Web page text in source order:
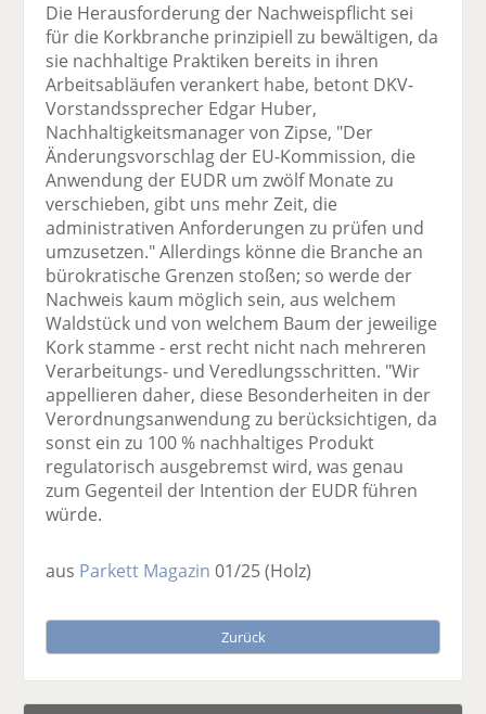
Die Herausforderung der Nachweispflicht sei
für die Korkbranche prinzipiell zu bewältigen, da
sie nachhaltige Praktiken bereits in ihren
Arbeitsabläufen verankert habe, betont DKV-
Vorstandssprecher Edgar Huber,
Nachhaltigkeitsmanager von Zipse, "Der
Änderungsvorschlag der EU-Kommission, die
Anwendung der EUDR um zwölf Monate zu
verschieben, gibt uns mehr Zeit, die
administrativen Anforderungen zu prüfen und
umzusetzen." Allerdings könne die Branche an
bürokratische Grenzen stoßen; so werde der
Nachweis kaum möglich sein, aus welchem
Waldstück und von welchem Baum der jeweilige
Kork stamme - erst recht nicht nach mehreren
Verarbeitungs- und Veredlungsschritten. "Wir
appellieren daher, diese Besonderheiten in der
Verordnungsanwendung zu berücksichtigen, da
sonst ein zu 100 % nachhaltiges Produkt
regulatorisch ausgebremst wird, was genau
zum Gegenteil der Intention der EUDR führen
würde.
aus Parkett Magazin 01/25(Holz)
Zurück